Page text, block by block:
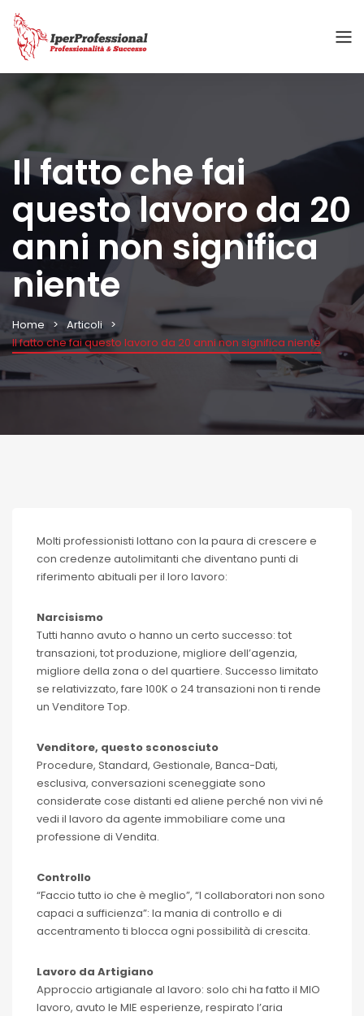
Il fatto che fai
questo lavoro da 20
anni non significa
niente
Home
Articoli
Il fatto che fai questo lavoro da 20 anni non significa niente
Molti professionisti lottano con la paura di crescere e
con credenze autolimitanti che diventano punti di
riferimento abituali per il loro lavoro:
Narcisismo
Tutti hanno avuto o hanno un certo successo: tot
transazioni, tot produzione, migliore dell’agenzia,
migliore della zona o del quartiere. Successo limitato
se relativizzato, fare 100K o 24 transazioni non ti rende
un Venditore Top.
Venditore, questo sconosciuto
Procedure, Standard, Gestionale, Banca-Dati,
esclusiva, conversazioni sceneggiate sono
considerate cose distanti ed aliene perché non vivi né
vedi il lavoro da agente immobiliare come una
professione di Vendita.
Controllo
“Faccio tutto io che è meglio”, “I collaboratori non sono
capaci a sufficienza”: la mania di controllo e di
accentramento ti blocca ogni possibilità di crescita.
Lavoro da Artigiano
Approccio artigianale al lavoro: solo chi ha fatto il MIO
lavoro, avuto le MIE esperienze, respirato l’aria